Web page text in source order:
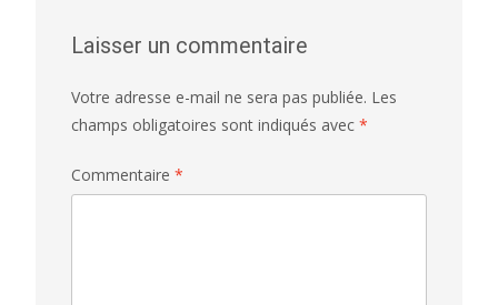
Laisser un commentaire
Votre adresse e-mail ne sera pas publiée. Les
champs obligatoires sont indiqués avec *
Commentaire *